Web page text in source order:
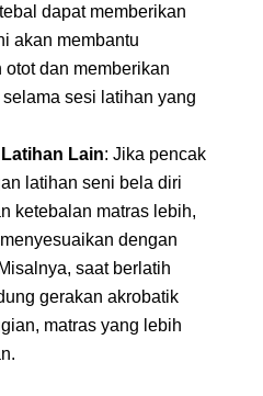
dapat memberikan
akan membantu
dan memberikan
sesi latihan yang
Lain: Jika pencak
latihan seni bela diri
ketebalan matras lebih,
dengan
saat berlatih
gerakan akrobatik
matras yang lebih